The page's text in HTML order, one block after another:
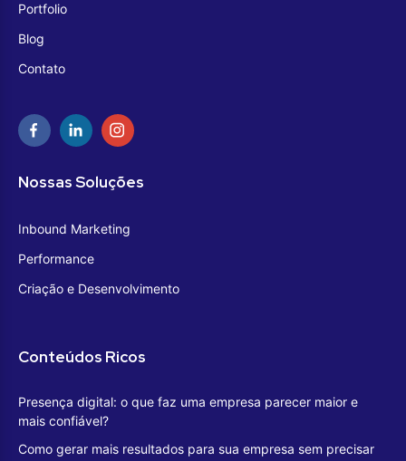
Portfolio
Blog
Contato
Nossas Soluções
Inbound Marketing
Performance
Criação e Desenvolvimento
Conteúdos Ricos
Presença digital: o que faz uma empresa parecer maior e
mais confiável?
Como gerar mais resultados para sua empresa sem precisar